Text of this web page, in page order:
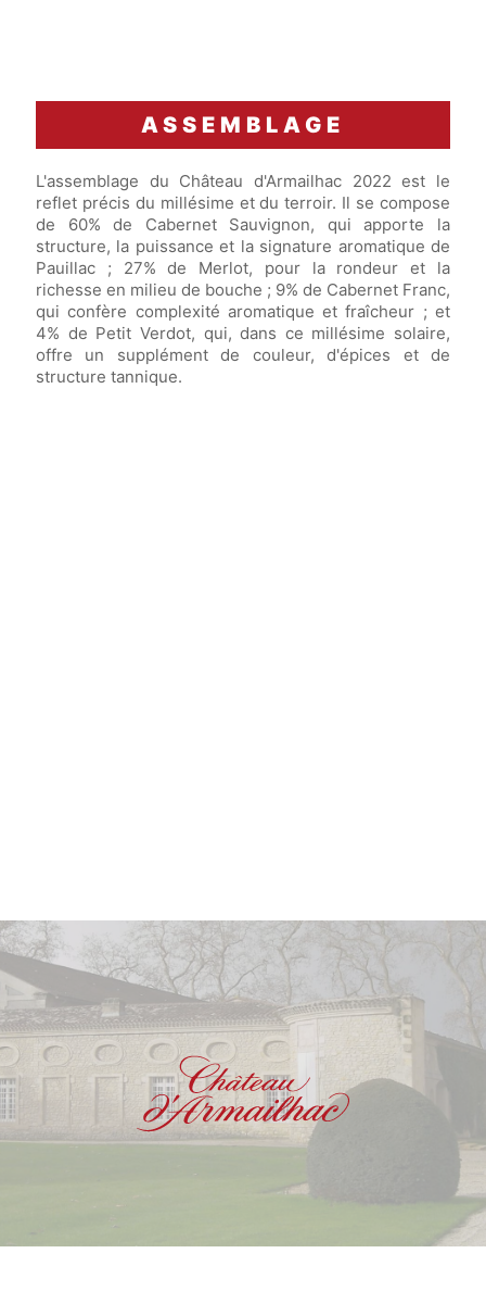
ASSEMBLAGE
L'assemblage du Château d'Armailhac 2022 est le
reflet précis du millésime et du terroir. Il se compose
de 60% de Cabernet Sauvignon, qui apporte la
structure, la puissance et la signature aromatique de
Pauillac ; 27% de Merlot, pour la rondeur et la
richesse en milieu de bouche ; 9% de Cabernet Franc,
qui confère complexité aromatique et fraîcheur ; et
4% de Petit Verdot, qui, dans ce millésime solaire,
offre un supplément de couleur, d'épices et de
structure tannique.